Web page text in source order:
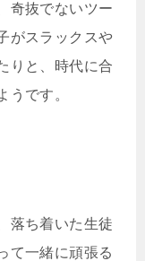
奇抜でないツー
がスラックスや
りと、時代に合
うです。
落ち着いた生徒
て一緒に頑張る